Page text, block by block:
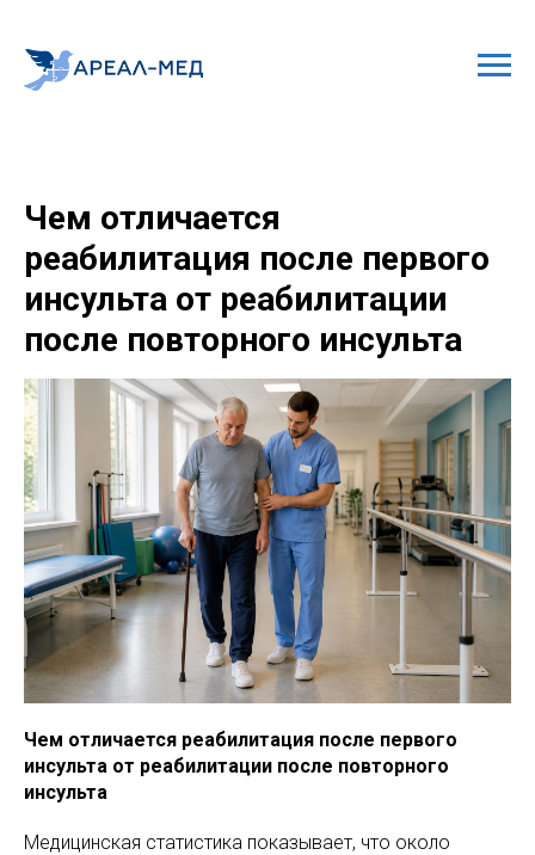
Чем отличается
реабилитация после первого
инсульта от реабилитации
после повторного инсульта
Чем отличается реабилитация после первого
инсульта от реабилитации после повторного
инсульта
Медицинская статистика показывает, что около